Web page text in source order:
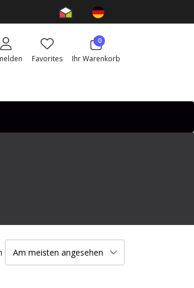
Favorites
0
Ihr Warenkorb